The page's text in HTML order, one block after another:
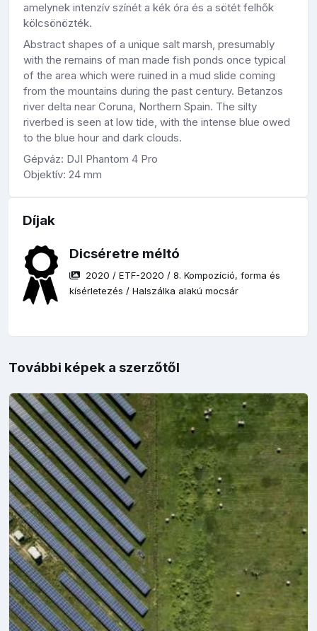
amelynek intenzív színét a kék óra és a sötét felhők
kölcsönözték.
Abstract shapes of a unique salt marsh, presumably
with the remains of man made fish ponds once typical
of the area which were ruined in a mud slide coming
from the mountains during the past century. Betanzos
river delta near Coruna, Northern Spain. The silty
riverbed is seen at low tide, with the intense blue owed
to the blue hour and dark clouds.
Gépváz: DJI Phantom 4 Pro
Objektív: 24 mm
Díjak
Dicséretre méltó
2020 /ETF-2020 /8. Kompozíció, forma és
kísérletezés /Halszálka alakú mocsár
További képek a szerzőtől